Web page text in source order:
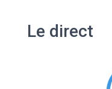
Le direct